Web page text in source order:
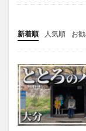
新着順 人気順
お
未
あじさい
お土産
くじゅう連山
ふるさと納税
むし湯
アイススケート